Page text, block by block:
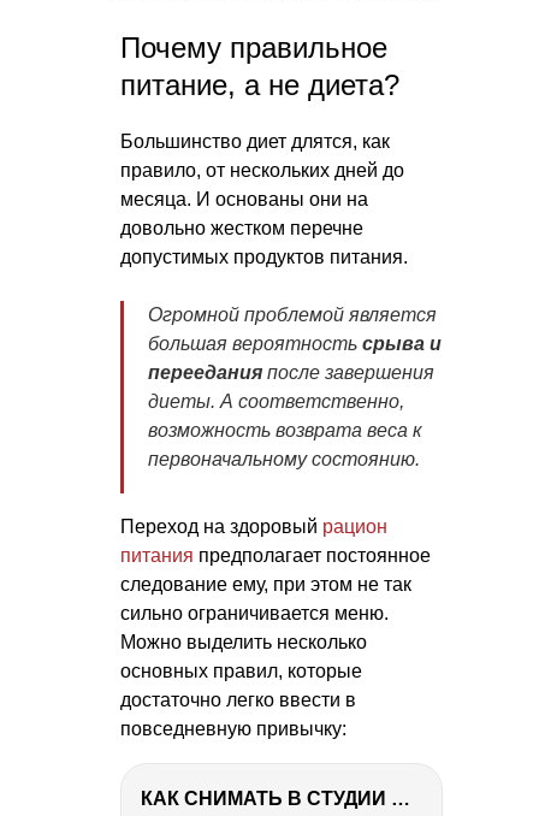
Почему правильное
питание, а не диета?
Большинство диет длятся, как
правило, от нескольких дней до
месяца. И основаны они на
довольно жестком перечне
допустимых продуктов питания.
Огромной проблемой является
большая вероятность срыва и
переедания после завершения
диеты. А соответственно,
возможность возврата веса к
первоначальному состоянию.
Переход на здоровый рацион
питания предполагает постоянное
следование ему, при этом не так
сильно ограничивается меню.
Можно выделить несколько
основных правил, которые
достаточно легко ввести в
повседневную привычку:
КАК СНИМАТЬ В СТУДИИ СО ВСПЫШКАМИ